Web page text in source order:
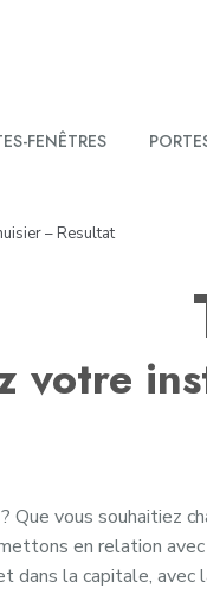
FENÊTRES
– Resultat
votre
? Que vous souhaitiez
en relation
dans la capitale, avec